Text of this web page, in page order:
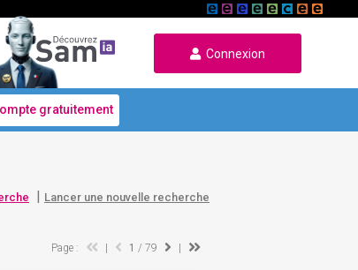
Connexion
gratuitement
| Lancer une nouvelle recherche
Page : 1 / 79